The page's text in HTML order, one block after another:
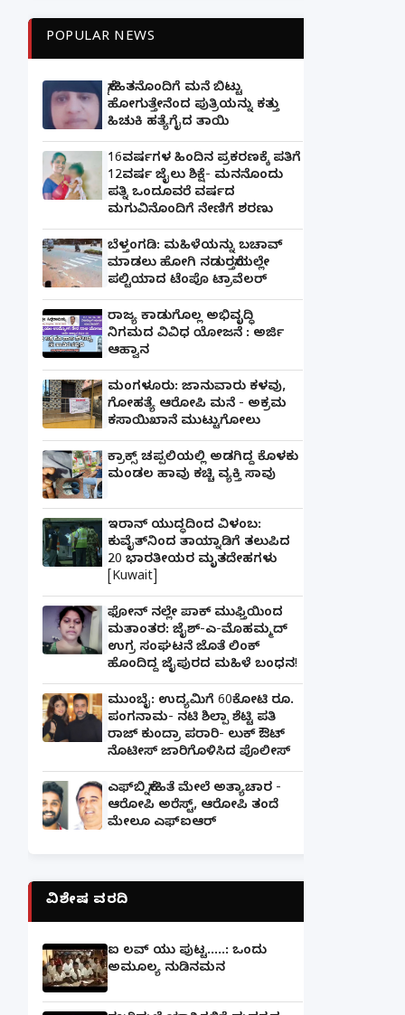
POPULAR NEWS
ಸ್ನೇಹಿತನೊಂದಿಗೆ ಮನೆ ಬಿಟ್ಟು
ಹೋಗುತ್ತೇನೆಂದ ಪುತ್ರಿಯನ್ನು ಕತ್ತು
ಹಿಚುಕಿ ಹತ್ಯೆಗೈದ ತಾಯಿ
16ವರ್ಷಗಳ ಹಿಂದಿನ ಪ್ರಕರಣಕ್ಕೆ ಪತಿಗೆ
12ವರ್ಷ ಜೈಲು ಶಿಕ್ಷೆ- ಮನನೊಂದು
ಪತ್ನಿ ಒಂದೂವರೆ ವರ್ಷದ
ಮಗುವಿನೊಂದಿಗೆ ನೇಣಿಗೆ ಶರಣು
ಬೆಳ್ತಂಗಡಿ: ಮಹಿಳೆಯನ್ನು ಬಚಾವ್
ಮಾಡಲು ಹೋಗಿ ನಡುರಸ್ತೆಯಲ್ಲೇ
ಪಲ್ಟಿಯಾದ ಟೆಂಪೊ ಟ್ರಾವೆಲರ್
ರಾಜ್ಯ ಕಾಡುಗೊಲ್ಲ ಅಭಿವೃದ್ಧಿ
ನಿಗಮದ ವಿವಿಧ ಯೋಜನೆ : ಅರ್ಜಿ
ಆಹ್ವಾನ
ಮಂಗಳೂರು: ಜಾನುವಾರು ಕಳವು,
ಗೋಹತ್ಯೆ ಆರೋಪಿ ಮನೆ - ಅಕ್ರಮ
ಕಸಾಯಿಖಾನೆ ಮುಟ್ಟುಗೋಲು
ಕ್ರಾಕ್ಸ್ ಚಪ್ಪಲಿಯಲ್ಲಿ ಅಡಗಿದ್ದ ಕೊಳಕು
ಮಂಡಲ ಹಾವು ಕಚ್ಚಿ ವ್ಯಕ್ತಿ ಸಾವು
ಇರಾನ್ ಯುದ್ಧದಿಂದ ವಿಳಂಬ:
ಕುವೈತ್‌ನಿಂದ ತಾಯ್ನಾಡಿಗೆ ತಲುಪಿದ
20 ಭಾರತೀಯರ ಮೃತದೇಹಗಳು
[Kuwait]
ಫೋನ್ ನಲ್ಲೇ ಪಾಕ್ ಮುಫ್ತಿಯಿಂದ
ಮತಾಂತರ: ಜೈಶ್-ಎ-ಮೊಹಮ್ಮದ್
ಉಗ್ರ ಸಂಘಟನೆ ಜೊತೆ ಲಿಂಕ್
ಹೊಂದಿದ್ದ ಜೈಪುರದ ಮಹಿಳೆ ಬಂಧನ!
ಮುಂಬೈ: ಉದ್ಯಮಿಗೆ 60ಕೋಟಿ ರೂ.
ಪಂಗನಾಮ- ನಟಿ ಶಿಲ್ಪಾ ಶೆಟ್ಟಿ ಪತಿ
ರಾಜ್ ಕುಂದ್ರಾ ಪರಾರಿ- ಲುಕ್ ಔಟ್
ನೊಟೀಸ್ ಜಾರಿಗೊಳಿಸಿದ ಪೊಲೀಸ್
ಎಫ್‌ಬಿ ಸ್ನೇಹಿತೆ ಮೇಲೆ ಅತ್ಯಾಚಾರ -
ಆರೋಪಿ ಅರೆಸ್ಟ್, ಆರೋಪಿ ತಂದೆ
ಮೇಲೂ ಎಫ್ಐಆರ್
ವಿಶೇಷ ವರದಿ
ಐ ಲವ್ ಯು ಪುಟ್ಟ.....: ಒಂದು
ಅಮೂಲ್ಯ ನುಡಿನಮನ